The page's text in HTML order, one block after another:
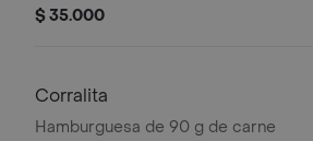
cebolla en rodajas, lechuga y salsas
$ 35.000
Corralita
Hamburguesa de 90 g de carne